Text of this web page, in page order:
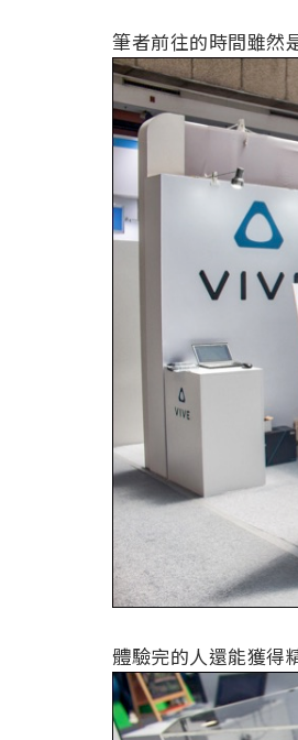
筆者前往的時間雖然
體驗完的人還能獲得